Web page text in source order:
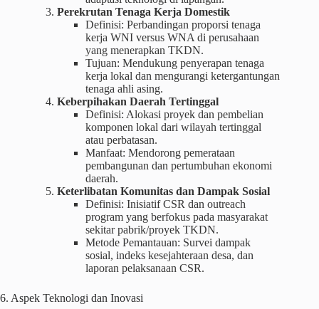
Perekrutan Tenaga Kerja Domestik
Definisi: Perbandingan proporsi tenaga
kerja WNI versus WNA di perusahaan
yang menerapkan TKDN.
Tujuan: Mendukung penyerapan tenaga
kerja lokal dan mengurangi ketergantungan
tenaga ahli asing.
Keberpihakan Daerah Tertinggal
Definisi: Alokasi proyek dan pembelian
komponen lokal dari wilayah tertinggal
atau perbatasan.
Manfaat: Mendorong pemerataan
pembangunan dan pertumbuhan ekonomi
daerah.
Keterlibatan Komunitas dan Dampak Sosial
Definisi: Inisiatif CSR dan outreach
program yang berfokus pada masyarakat
sekitar pabrik/proyek TKDN.
Metode Pemantauan: Survei dampak
sosial, indeks kesejahteraan desa, dan
laporan pelaksanaan CSR.
6. Aspek Teknologi dan Inovasi